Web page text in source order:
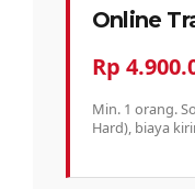
Online
Rp
Min. 1 orang.
Hard), biaya